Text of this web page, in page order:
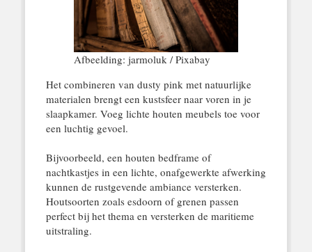
Afbeelding: jarmoluk / Pixabay
Het combineren van dusty pink met natuurlijke
materialen brengt een kustsfeer naar voren in je
slaapkamer. Voeg lichte houten meubels toe voor
een luchtig gevoel.
Bijvoorbeeld, een houten bedframe of
nachtkastjes in een lichte, onafgewerkte afwerking
kunnen de rustgevende ambiance versterken.
Houtsoorten zoals esdoorn of grenen passen
perfect bij het thema en versterken de maritieme
uitstraling.